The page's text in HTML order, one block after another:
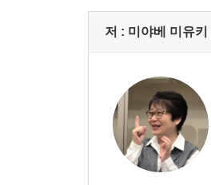
저 : 미야베 미유키